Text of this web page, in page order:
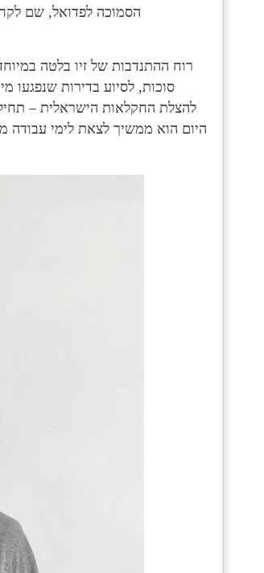
הסמוכה לפדואל, שם
רוח ההתנדבות של זיו בלטה
סוכות, לסיוע בדירות שנפגעו
להצלת החקלאות הישראלית –
היום הוא ממשיך לצאת לימי עבודה